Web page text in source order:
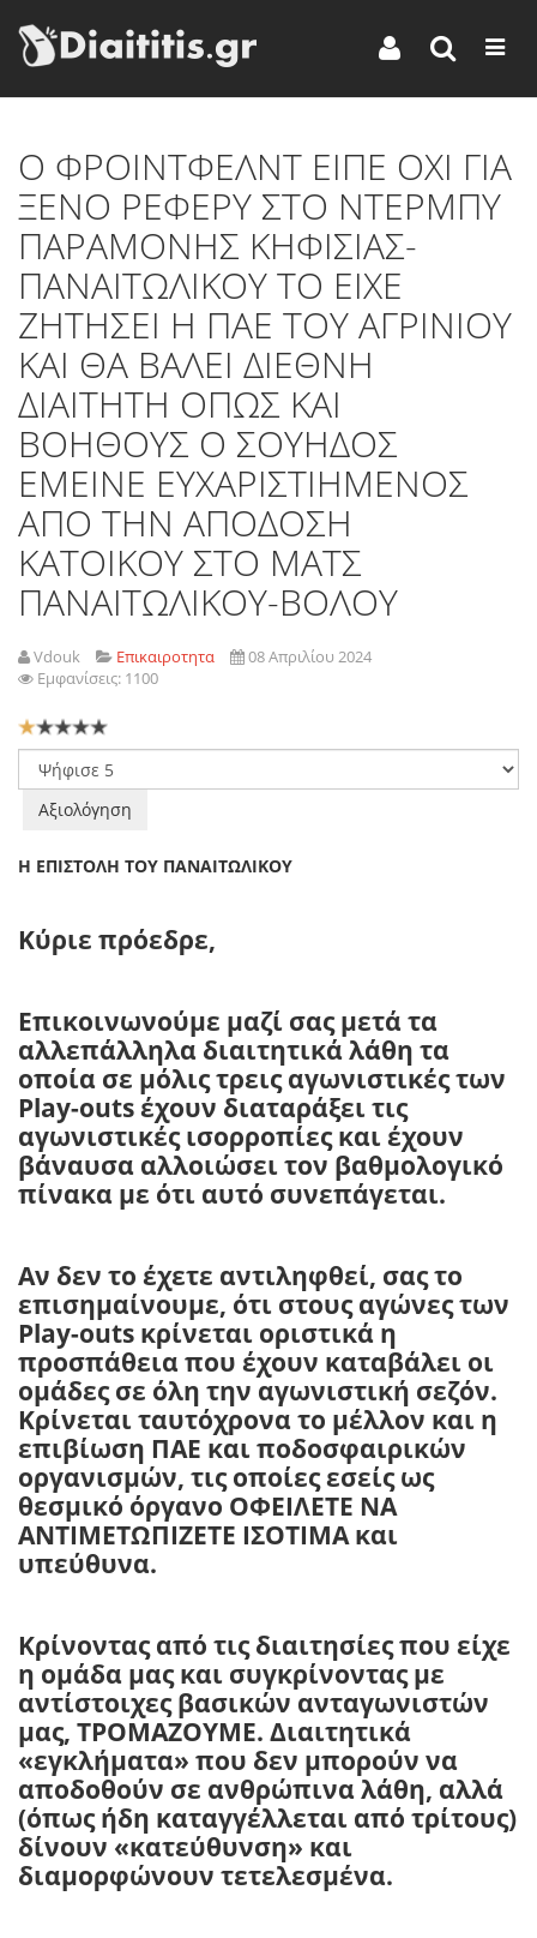
Ο ΦΡΟΙΝΤΦΕΛΝΤ ΕΙΠΕ ΟΧΙ ΓΙΑ
ΞΕΝΟ ΡΕΦΕΡΥ ΣΤΟ ΝΤΕΡΜΠΥ
ΠΑΡΑΜΟΝΗΣ ΚΗΦΙΣΙΑΣ-
ΠΑΝΑΙΤΩΛΙΚΟΥ ΤΟ ΕΙΧΕ
ΖΗΤΗΣΕΙ Η ΠΑΕ ΤΟΥ ΑΓΡΙΝΙΟΥ
ΚΑΙ ΘΑ ΒΑΛΕΙ ΔΙΕΘΝΗ
ΔΙΑΙΤΗΤΗ ΟΠΩΣ ΚΑΙ
ΒΟΗΘΟΥΣ Ο ΣΟΥΗΔΟΣ
ΕΜΕΙΝΕ ΕΥΧΑΡΙΣΤΙΗΜΕΝΟΣ
ΑΠΟ ΤΗΝ ΑΠΟΔΟΣΗ
ΚΑΤΟΙΚΟΥ ΣΤΟ ΜΑΤΣ
ΠΑΝΑΙΤΩΛΙΚΟΥ-ΒΟΛΟΥ
Vdouk Επικαιροτητα
08 Απριλίου 2024
Εμφανίσεις: 1100
Αξιολόγηση
Χρήστη:1/5
Παρακαλώ
αξιολογήστε
Η ΕΠΙΣΤΟΛΗ ΤΟΥ ΠΑΝΑΙΤΩΛΙΚΟΥ
Κύριε πρόεδρε,
Επικοινωνούμε μαζί σας μετά τα
αλλεπάλληλα διαιτητικά λάθη τα
οποία σε μόλις τρεις αγωνιστικές των
Play-outs έχουν διαταράξει τις
αγωνιστικές ισορροπίες και έχουν
βάναυσα αλλοιώσει τον βαθμολογικό
πίνακα με ότι αυτό συνεπάγεται.
Αν δεν το έχετε αντιληφθεί, σας το
επισημαίνουμε, ότι στους αγώνες των
Play-outs κρίνεται οριστικά η
προσπάθεια που έχουν καταβάλει οι
ομάδες σε όλη την αγωνιστική σεζόν.
Κρίνεται ταυτόχρονα το μέλλον και η
επιβίωση ΠΑΕ και ποδοσφαιρικών
οργανισμών, τις οποίες εσείς ως
θεσμικό όργανο ΟΦΕΙΛΕΤΕ ΝΑ
ΑΝΤΙΜΕΤΩΠΙΖΕΤΕ ΙΣΟΤΙΜΑ και
υπεύθυνα.
Κρίνοντας από τις διαιτησίες που είχε
η ομάδα μας και συγκρίνοντας με
αντίστοιχες βασικών ανταγωνιστών
μας, ΤΡΟΜΑΖΟΥΜΕ. Διαιτητικά
«εγκλήματα» που δεν μπορούν να
αποδοθούν σε ανθρώπινα λάθη, αλλά
(όπως ήδη καταγγέλλεται από τρίτους)
δίνουν «κατεύθυνση» και
διαμορφώνουν τετελεσμένα.